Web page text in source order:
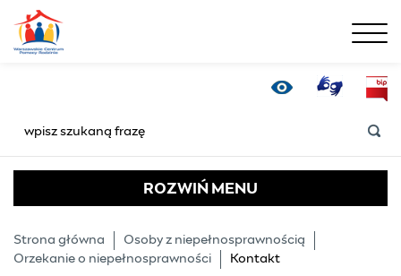
Kontakt - Tłumacz Online
ROZWIŃ MENU
Strona główna
Osoby z niepełnosprawnością
Orzekanie o niepełnosprawności
Kontakt